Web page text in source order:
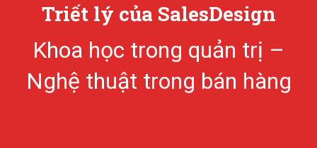
Triết lý của SalesDesign
Khoa học trong quản trị –
Nghệ thuật trong bán hàng